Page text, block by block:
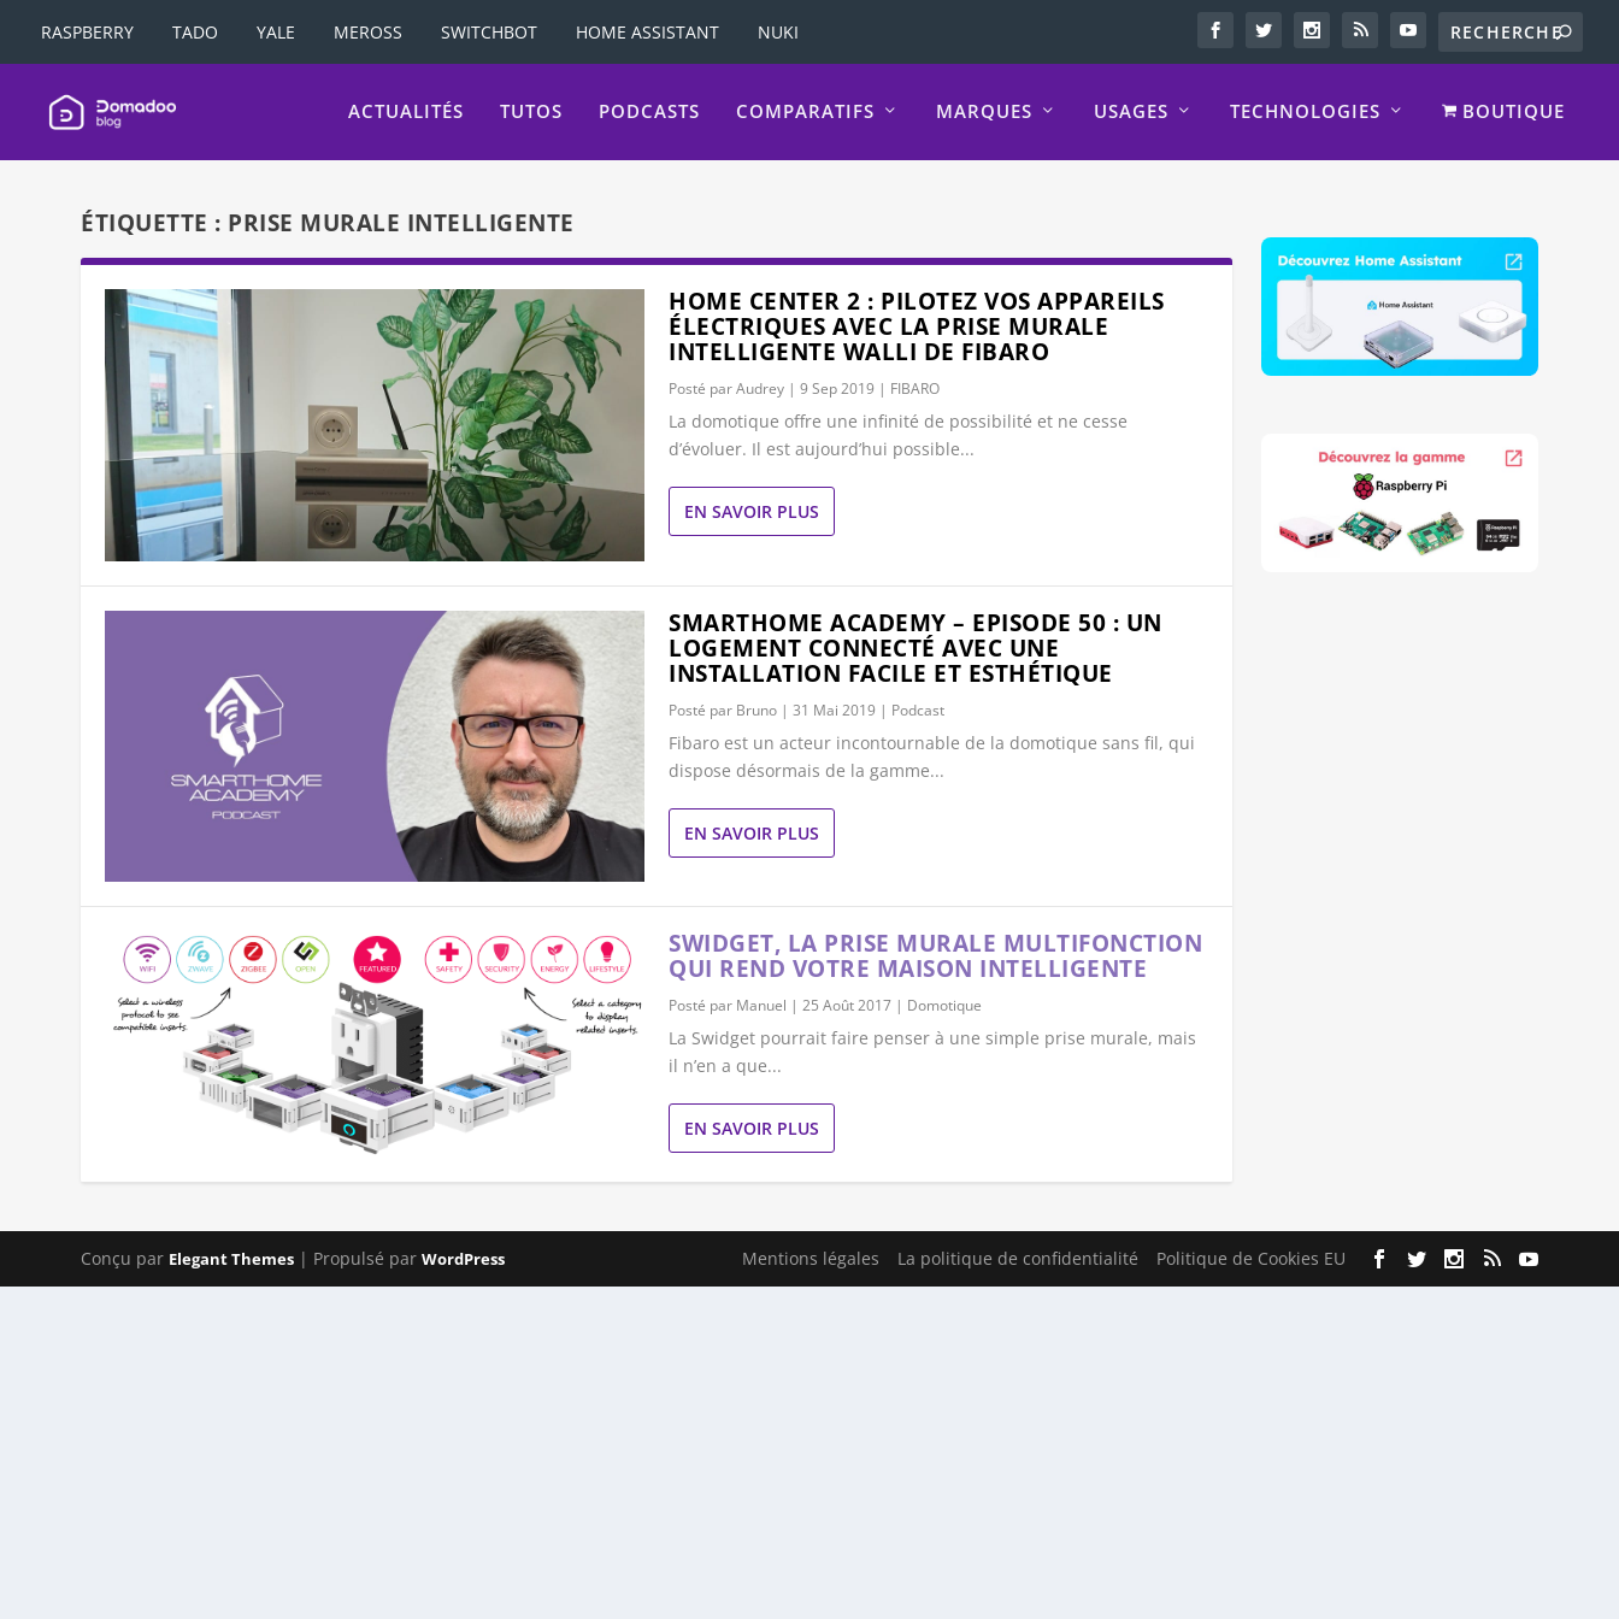
RASPBERRY TADO YALE MEROSS SWITCHBOT HOME ASSISTANT NUKI
ACTUALITÉS TUTOS PODCASTS COMPARATIFS MARQUES USAGES TECHNOLOGIES BOUTIQUE
ÉTIQUETTE : PRISE MURALE INTELLIGENTE
HOME CENTER 2 : PILOTEZ VOS APPAREILS
ÉLECTRIQUES AVEC LA PRISE MURALE
INTELLIGENTE WALLI DE FIBARO
Posté parAudrey |9 Sep 2019 | FIBARO
La domotique offre une infinité de possibilité et ne cesse
d’évoluer. Il est aujourd’hui possible...
EN SAVOIR PLUS
SMARTHOME ACADEMY – EPISODE 50 : UN
LOGEMENT CONNECTÉ AVEC UNE
INSTALLATION FACILE ET ESTHÉTIQUE
Posté par Bruno |31 Mai 2019 | Podcast
Fibaro est un acteur incontournable de la domotique sans fil, qui
dispose désormais de la gamme...
EN SAVOIR PLUS
SWIDGET, LA PRISE MURALE MULTIFONCTION
QUI REND VOTRE MAISON INTELLIGENTE
Posté par Manuel |25 Août 2017 | Domotique
La Swidget pourrait faire penser à une simple prise murale, mais
il n’en a que...
EN SAVOIR PLUS
Conçu par Elegant Themes | Propulsé parWordPress Mentions légales La politique de confidentialité Politique de Cookies EU